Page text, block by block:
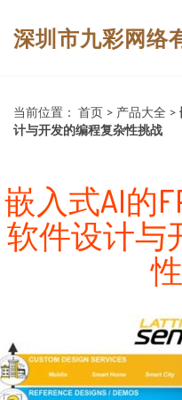
深圳市九彩网络
当前位置： 首页 > 产品大全 >
计与开发的编程复杂性挑战
嵌入式AI的
软件设计与